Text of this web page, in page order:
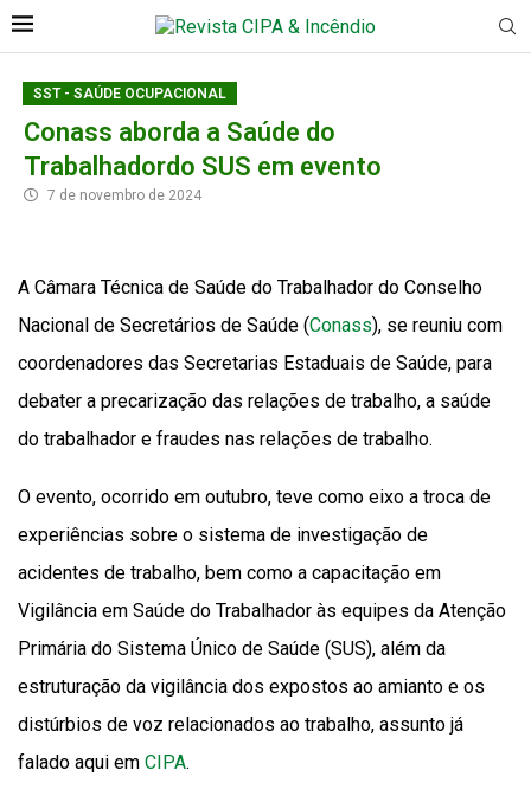
SST - SAÚDE OCUPACIONAL
Conass aborda a Saúde do
Trabalhadordo SUS em evento
7 de novembro de 2024
A Câmara Técnica de Saúde do Trabalhador do Conselho
Nacional de Secretários de Saúde (Conass), se reuniu com
coordenadores das Secretarias Estaduais de Saúde, para
debater a precarização das relações de trabalho, a saúde
do trabalhador e fraudes nas relações de trabalho.
O evento, ocorrido em outubro, teve como eixo a troca de
experiências sobre o sistema de investigação de
acidentes de trabalho, bem como a capacitação em
Vigilância em Saúde do Trabalhador às equipes da Atenção
Primária do Sistema Único de Saúde (SUS), além da
estruturação da vigilância dos expostos ao amianto e os
distúrbios de voz relacionados ao trabalho, assunto já
falado aqui em CIPA.